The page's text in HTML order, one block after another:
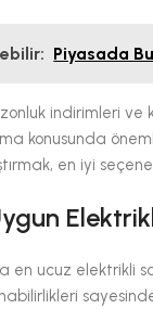
Piyasada
indirimleri
konusunda
en iyi
en ucuz elektrikli